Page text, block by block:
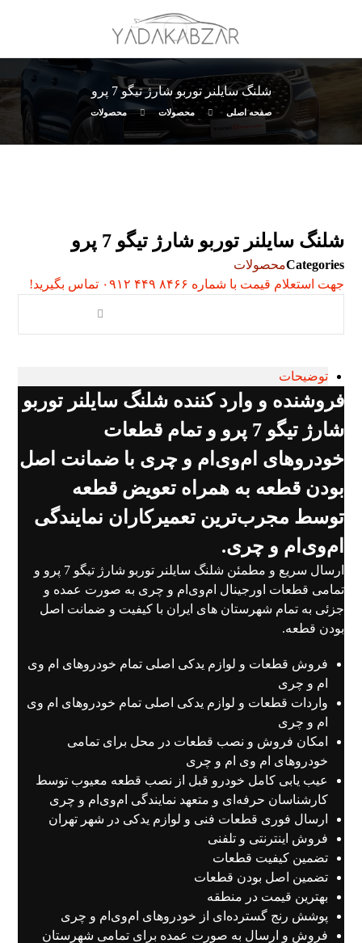
شلنگ سایلنر توربو شارژ تیگو 7 پرو
صفحه اصلی محصولات محصولات
شلنگ سایلنر توربو شارژ تیگو 7 پرو
Categoriesمحصولات
جهت استعلام قیمت با شماره ۸۴۶۶ ۴۴۹ ۰۹۱۲ تماس بگیرید!
توضیحات
فروشنده و وارد کننده شلنگ سایلنر توربو
شارژ تیگو 7 پرو و تمام قطعات
خودروهای ام‌وی‌ام و چری با ضمانت اصل
بودن قطعه به همراه تعویض قطعه
توسط مجرب‌ترین تعمیرکاران نمایندگی
ام‌وی‌ام و چری.
ارسال سریع و مطمئن شلنگ سایلنر توربو شارژ تیگو 7 پرو و
تمامی قطعات اورجینال ام‌وی‌ام و چری به صورت عمده و
جزئی به تمام شهرستان های ایران با کیفیت و ضمانت اصل
بودن قطعه.
فروش قطعات و لوازم یدکی اصلی تمام خودروهای ام وی
ام و چری
واردات قطعات و لوازم یدکی اصلی تمام خودروهای ام وی
ام و چری
امکان فروش و نصب قطعات در محل برای تمامی
خودروهای ام وی ام و چری
عیب یابی کامل خودرو قبل از نصب قطعه معیوب توسط
کارشناسان حرفه‌ای و متعهد نمایندگی ام‌وی‌ام و چری
ارسال فوری قطعات فنی و لوازم یدکی در شهر تهران
فروش اینترنتی و تلفنی
تضمین کیفیت قطعات
تضمین اصل بودن قطعات
بهترین قیمت در منطقه
پوشش رنج گسترده‌ای از خودروهای ام‌وی‌ام و چری
فروش و ارسال به صورت عمده برای تمامی شهرستان